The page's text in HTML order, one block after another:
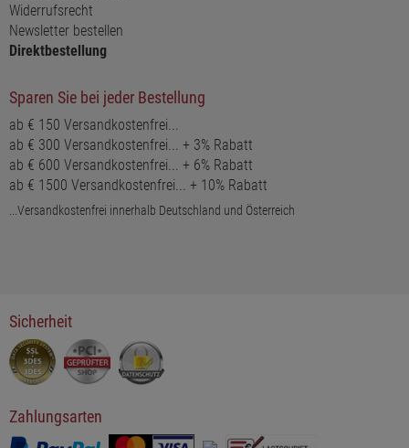
Widerrufsrecht
Newsletter bestellen
Direktbestellung
Sparen Sie bei jeder Bestellung
ab € 150 Versandkostenfrei...
ab € 300 Versandkostenfrei... + 3% Rabatt
ab € 600 Versandkostenfrei... + 6% Rabatt
ab € 1500 Versandkostenfrei... + 10% Rabatt
...Versandkostenfrei innerhalb Deutschland und Österreich
Sicherheit
Zahlungsarten